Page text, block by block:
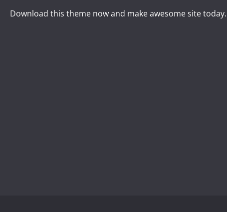
Download this theme now and make awesome site today.